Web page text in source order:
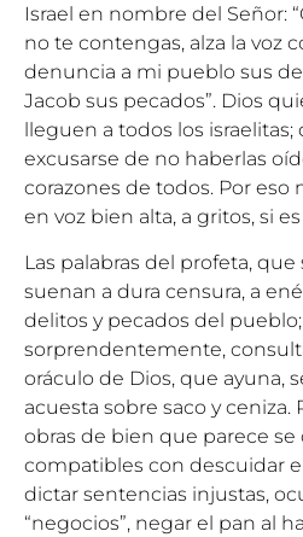
Israel en nombre del Señor:
no te contengas, alza la voz
denuncia a mi pueblo sus
Jacob sus pecados”. Dios
lleguen a todos los
excusarse de no haberlas
corazones de todos. Por eso
en voz bien alta, a gritos, si
Las palabras del profeta,
suenan a dura censura, a
delitos y pecados del
sorprendentemente,
oráculo de Dios, que ayuna,
acuesta sobre saco y ceniza.
obras de bien que parece
compatibles con descuidar
dictar sentencias injustas,
“negocios”, negar el pan al